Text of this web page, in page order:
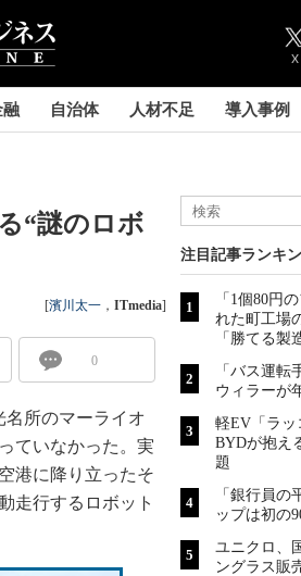
X
融 自治体 人材不足 導入事例
“謎のロボ
[濱川太一 ， ITmedia]
0
所のマーライオ
ていなかった。実
港に降り立ったそ
走行するロボット
注目記事ランキ
「1個80円
れた町工場
「勝てる製
「バス運
ウィラーが
軽EV「ラ
BYDが抱え
題
「銀行員
ップは初の
ユニクロ、
ングラス販